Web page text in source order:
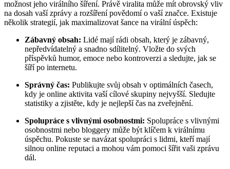
možnost jeho virálního šíření. Právě viralita může mít obrovský vliv
na dosah vaší zprávy a rozšíření povědomí o vaší značce. Existuje
několik strategií, jak maximalizovat šance na virální úspěch:
Zábavný obsah: Lidé mají rádi obsah, který je zábavný,
nepředvídatelný a snadno sdílitelný. Vložte do svých
příspěvků humor, emoce nebo kontroverzi a sledujte, jak se
šíří po internetu.
Správný čas: Publikujte svůj obsah v optimálních časech,
kdy je online aktivita vaší cílové skupiny nejvyšší. Sledujte
statistiky a zjistěte, kdy je nejlepší čas na zveřejnění.
Spolupráce s vlivnými osobnostmi: Spolupráce s vlivnými
osobnostmi nebo bloggery může být klíčem k virálnímu
úspěchu. Pokuste se navázat spolupráci s lidmi, kteří mají
silnou online reputaci a mohou vám pomoci šířit vaši zprávu
dál.